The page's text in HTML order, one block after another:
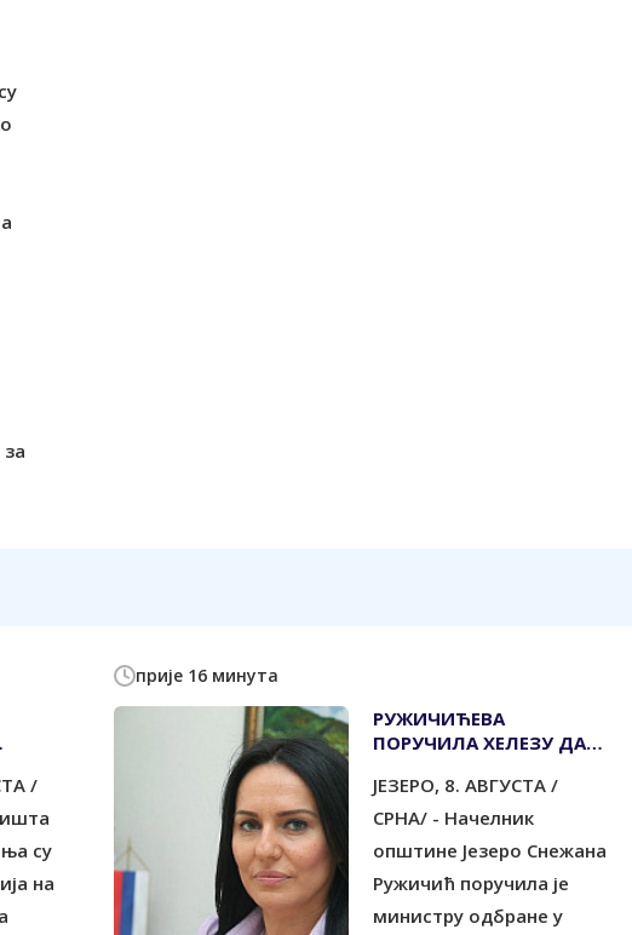
/
су
на
прије 16 минута
РУЖИЧИЋЕВА
ПОРУЧИЛА ХЕЛЕЗУ ДА
ОДГОВАРА
ПРОВОКАЦИЈОМ
ЈЕЗЕРО, 8. АВГУСТА /
СРНА/ - Начелник
општине Језеро Снежана
Ружичић поручила је
министру одбране у